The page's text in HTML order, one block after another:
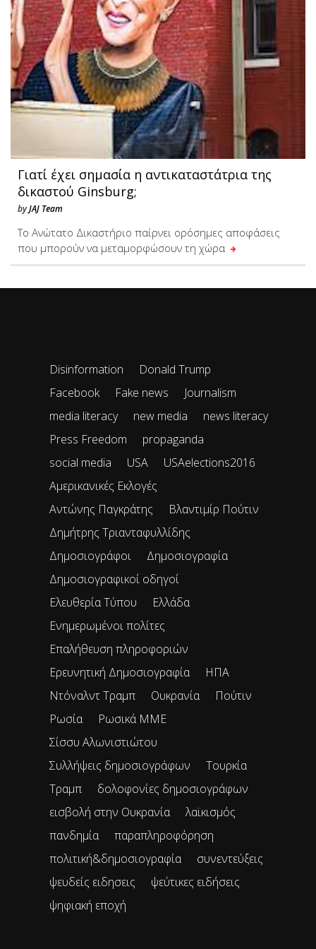
Γιατί έχει σημασία η αντικαταστάτρια της
δικαστού Ginsburg;
byJAJ Team
Το Ανώτατο Δικαστήριο παίρνει ορόσημες αποφάσεις
που μπορούν να μεταμορφώσουν τη χώρα
Disinformation
Donald Trump
Facebook
Fake news
Journalism
media literacy
new media
news literacy
Press Freedom
propaganda
social media
USA
USAelections2016
Αμερικανικές Εκλογές
Αντώνης Παγκράτης
Βλαντιμίρ Πούτιν
Δημήτρης Τριανταφυλλίδης
Δημοσιογράφοι
Δημοσιογραφία
Δημοσιογραφικοί οδηγοί
Ελευθερία Τύπου
Ελλάδα
Ενημερωμένοι πολίτες
Επαλήθευση πληροφοριών
Ερευνητική Δημοσιογραφία
ΗΠΑ
Ντόναλντ Τραμπ
Ουκρανία
Πούτιν
Ρωσία
Ρωσικά ΜΜΕ
Σίσσυ Αλωνιστιώτου
Συλλήψεις δημοσιογράφων
Τουρκία
Τραμπ
δολοφονίες δημοσιογράφων
εισβολή στην Ουκρανία
λαϊκισμός
πανδημία
παραπληροφόρηση
πολιτική&δημοσιογραφία
συνεντεύξεις
ψευδείς ειδησεις
ψεύτικες ειδήσεις
ψηφιακή εποχή